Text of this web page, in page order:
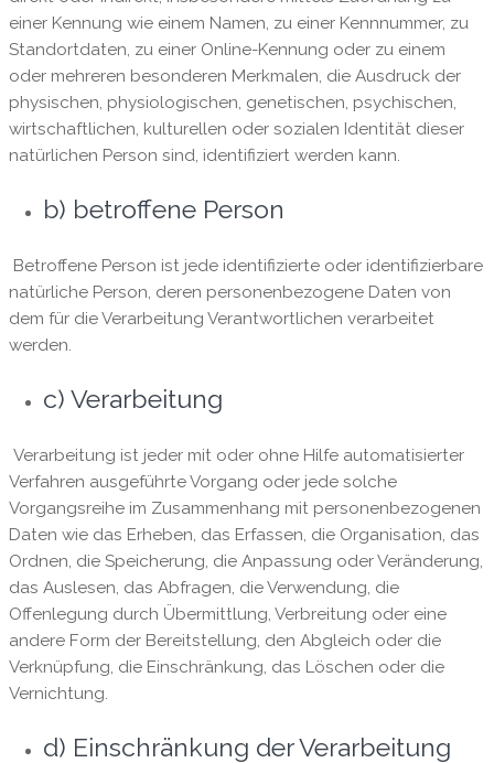
einer Kennung wie einem Namen, zu einer Kennnummer, zu
Standortdaten, zu einer Online-Kennung oder zu einem
oder mehreren besonderen Merkmalen, die Ausdruck der
physischen, physiologischen, genetischen, psychischen,
wirtschaftlichen, kulturellen oder sozialen Identität dieser
natürlichen Person sind, identifiziert werden kann.
b) betroffene Person
Betroffene Person ist jede identifizierte oder identifizierbare
natürliche Person, deren personenbezogene Daten von
dem für die Verarbeitung Verantwortlichen verarbeitet
werden.
c) Verarbeitung
Verarbeitung ist jeder mit oder ohne Hilfe automatisierter
Verfahren ausgeführte Vorgang oder jede solche
Vorgangsreihe im Zusammenhang mit personenbezogenen
Daten wie das Erheben, das Erfassen, die Organisation, das
Ordnen, die Speicherung, die Anpassung oder Veränderung,
das Auslesen, das Abfragen, die Verwendung, die
Offenlegung durch Übermittlung, Verbreitung oder eine
andere Form der Bereitstellung, den Abgleich oder die
Verknüpfung, die Einschränkung, das Löschen oder die
Vernichtung.
d) Einschränkung der Verarbeitung